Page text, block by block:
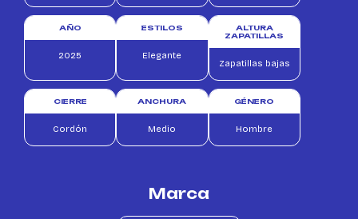
AÑO
2025
ESTILOS
Elegante
ALTURA
ZAPATILLAS
Zapatillas bajas
CIERRE
Cordón
ANCHURA
Medio
GÉNERO
Hombre
Marca